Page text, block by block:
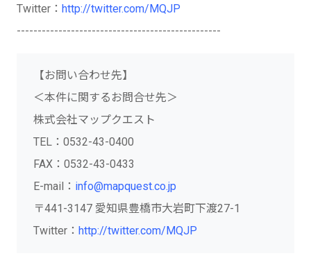
Twitter： http://twitter.com/MQJP
-------------------------------------------------
【お問い合わせ先】
＜本件に関するお問合せ先＞
株式会社マップクエスト
TEL：0532-43-0400
FAX：0532-43-0433
E-mail： info@mapquest.co.jp
〒441-3147 愛知県豊橋市大岩町下渡27-1
Twitter： http://twitter.com/MQJP